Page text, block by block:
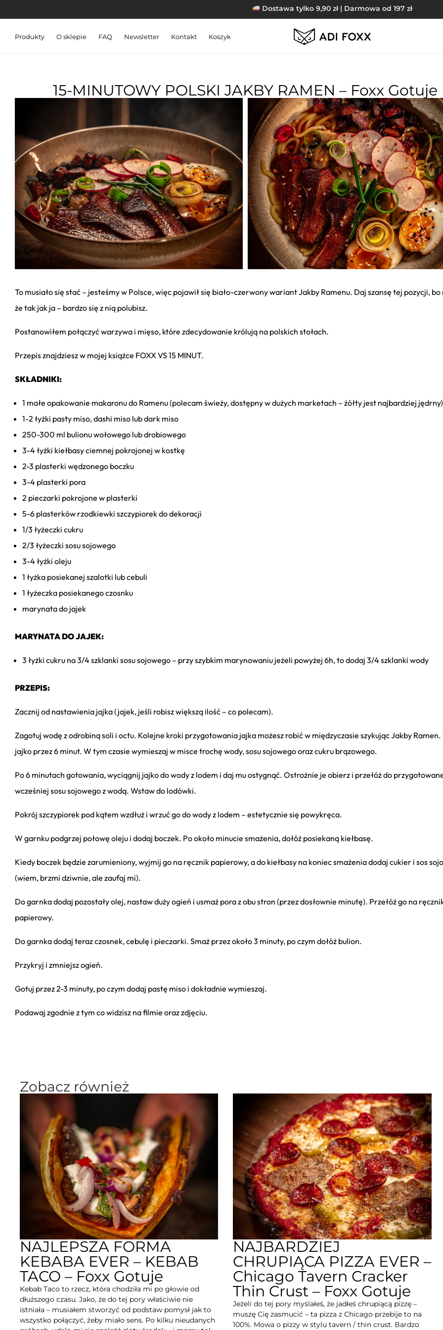
Dostawa tylko 9,90 zł | Darmowa od 197 zł
Produkty O sklepie FAQ Newsletter Kontakt Koszyk
15-MINUTOWY POLSKI JAKBY RAMEN – Foxx Gotuje
To musiało się stać – jesteśmy w Polsce, więc pojawił się biało-czerwony wariant Jakby Ramenu. Daj szansę tej pozycji,
że tak jak ja – bardzo się z nią polubisz.
Postanowiłem połączyć warzywa i mięso, które zdecydowanie królują na polskich stołach.
Przepis znajdziesz w mojej książce FOXX VS 15 MINUT.
SKŁADNIKI:
1 małe opakowanie makaronu do Ramenu (polecam świeży, dostępny w dużych marketach – żółty jest najbardziej jędrny)
1-2 łyżki pasty miso, dashi miso lub dark miso
250-300 ml bulionu wołowego lub drobiowego
3-4 łyżki kiełbasy ciemnej pokrojonej w kostkę
2-3 plasterki wędzonego boczku
3-4 plasterki pora
2 pieczarki pokrojone w plasterki
5-6 plasterków rzodkiewki szczypiorek do dekoracji
1/3 łyżeczki cukru
2/3 łyżeczki sosu sojowego
3-4 łyżki oleju
1 łyżka posiekanej szalotki lub cebuli
1 łyżeczka posiekanego czosnku
marynata do jajek
MARYNATA DO JAJEK:
3 łyżki cukru na 3/4 szklanki sosu sojowego – przy szybkim marynowaniu jeżeli powyżej 6h, to dodaj 3/4 szklanki wody
PRZEPIS:
Zacznij od nastawienia jajka (jajek, jeśli robisz większą ilość – co polecam).
Zagotuj wodę z odrobiną soli i octu. Kolejne kroki przygotowania jajka możesz robić w międzyczasie szykując Jakby
jajko przez 6 minut. W tym czasie wymieszaj w misce trochę wody, sosu sojowego oraz cukru brązowego.
Po 6 minutach gotowania, wyciągnij jajko do wody z lodem i daj mu ostygnąć. Ostrożnie je obierz i przełóż do
wcześniej sosu sojowego z wodą. Wstaw do lodówki.
Pokrój szczypiorek pod kątem wzdłuż i wrzuć go do wody z lodem – estetycznie się powykręca.
W garnku podgrzej połowę oleju i dodaj boczek. Po około minucie smażenia, dołóż posiekaną kiełbasę.
Kiedy boczek będzie zarumieniony, wyjmij go na ręcznik papierowy, a do kiełbasy na koniec smażenia dodaj cukier i sos
(wiem, brzmi dziwnie, ale zaufaj mi).
Do garnka dodaj pozostały olej, nastaw duży ogień i usmaż pora z obu stron (przez dosłownie minutę). Przełóż go na
papierowy.
Do garnka dodaj teraz czosnek, cebulę i pieczarki. Smaż przez około 3 minuty, po czym dołóż bulion.
Przykryj i zmniejsz ogień.
Gotuj przez 2-3 minuty, po czym dodaj pastę miso i dokładnie wymieszaj.
Podawaj zgodnie z tym co widzisz na filmie oraz zdjęciu.
Zobacz również
NAJLEPSZA FORMA
KEBABA EVER – KEBAB
TACO – Foxx Gotuje
Kebab Taco to rzecz, która chodziła mi po głowie od
dłuższego czasu. Jako, że do tej pory właściwie nie
istniała – musiałem stworzyć od podstaw pomysł jak to
wszystko połączyć, żeby miało sens. Po kilku nieudanych
NAJBARDZIEJ
CHRUPIĄCA PIZZA EVER –
Chicago Tavern Cracker
Thin Crust – Foxx Gotuje
Jeżeli do tej pory myślałeś, że jadłeś chrupiącą pizzę –
muszę Cię zasmucić – ta pizza z Chicago przebije to na
100%. Mowa o pizzy w stylu tavern / thin crust. Bardzo